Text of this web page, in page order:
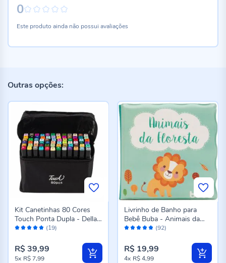
0
Este produto ainda não possui avaliações
Outras opções:
Avaliação: (19)
Kit Canetinhas 80 Cores
Touch Ponta Dupla - Della
Import
R$ 39,99
5x R$ 7,99
Avaliação: (92)
Livrinho de Banho para
Bebê Buba - Animais da
Floresta
R$ 19,99
4x R$ 4,99